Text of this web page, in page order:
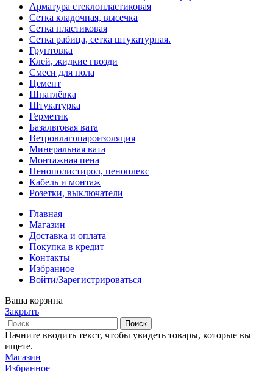
Арматура стеклопластиковая
Сетка кладочная, высечка
Сетка пластиковая
Сетка рабица, сетка штукатурная.
Грунтовка
Клей, жидкие гвозди
Смеси для пола
Цемент
Шпатлёвка
Штукатурка
Герметик
Базальтовая вата
Ветровлагопароизоляция
Минеральная вата
Монтажная пена
Пенополистирол, пеноплекс
Кабель и монтаж
Розетки, выключатели
Главная
Магазин
Доставка и оплата
Покупка в кредит
Контакты
Избранное
Войти/Зарегистрироваться
Ваша корзина
Закрыть
Поиск
Начните вводить текст, чтобы увидеть товары, которые вы
ищете.
Магазин
Избранное